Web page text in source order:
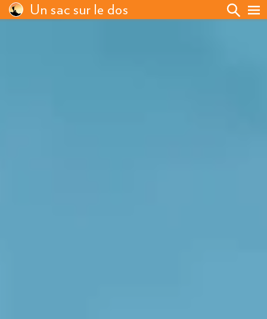
Un sac sur le dos